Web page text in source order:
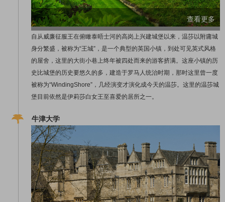
查看更多
自从威廉征服王在俯瞰泰晤士河的高岗上兴建城堡以来，温莎以附庸城
身分繁盛，被称为“王城”，是一个典型的英国小镇，到处可见英式风格
的屋舍，这里的大街小巷上终年被四处而来的游客挤满。这座小镇的历
史比城堡的历史要悠久的多，建造于罗马人统治时期，那时这里曾一度
被称为“WindingShore”，几经演变才演化成今天的温莎。这里的温莎城
堡目前依然是伊莉莎白女王至喜爱的居所之一。
牛津大学